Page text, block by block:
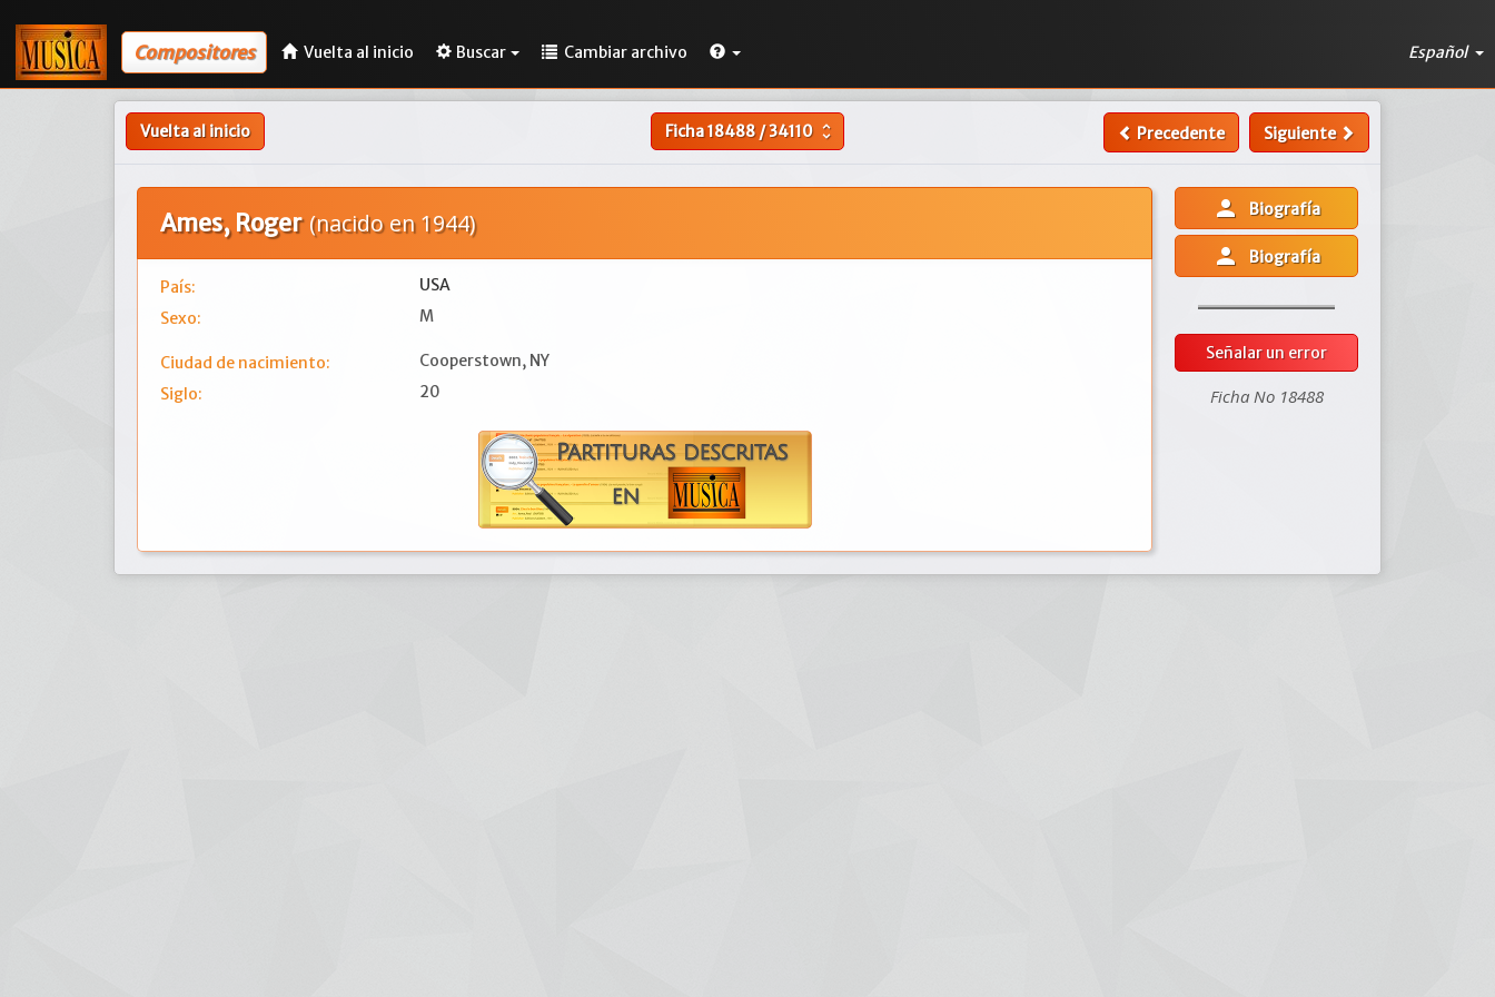
Compositores Vuelta al inicio Buscar Cambiar archivo Español
Vuelta al inicio Ficha18488/34110 unfold_more Precedente Siguiente
Ames, Roger(nacido en 1944)
País:
USA
Sexo:
M
Ciudad de nacimiento:
Cooperstown, NY
Siglo:
20
person Biografía
person Biografía
Señalar un error
Ficha No 18488